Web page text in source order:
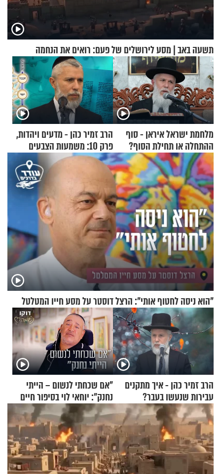
תשעה באב | מסע לירושלים של פעם: רואים את הנחמה
מלחמת ישראל איראן - סוף
ההתחלה או תחילת הסוף?
הרה"ג זמיר כהן במסר עוצמתי
הרב זמיר כהן - מדעים ויהדות,
פרק 10: משמעות הצבעים
בעולם
"הוא ניסה לחטוף אותי": הרצל דוסטר על מסע חייו המטלטל
הרב זמיר כהן - איך מתקנים
עבירות שנעשו בעבר?
"אם שכחתי לנשום – הייתי
נחנק": יוחאי לוי בסיפור חיים
מעורר השראה